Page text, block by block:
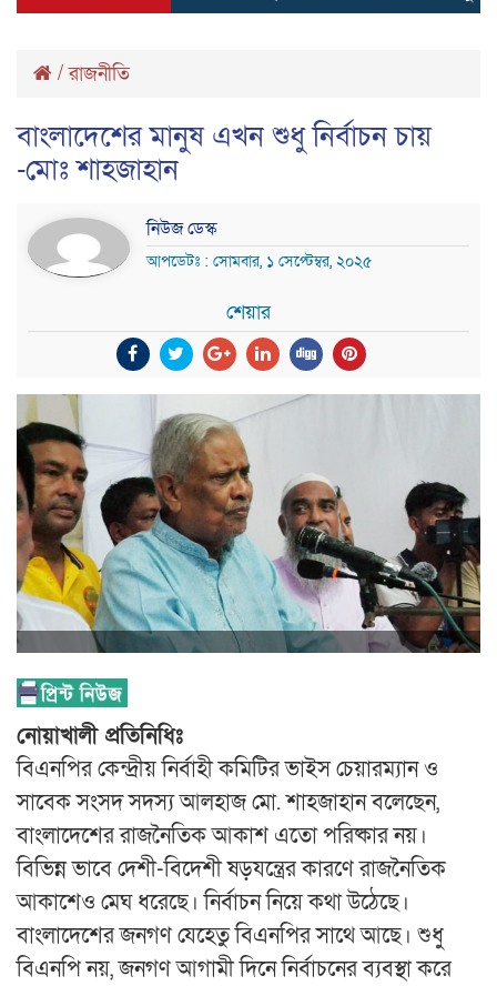
/রাজনীতি
বাংলাদেশের মানুষ এখন শুধু নির্বাচন চায়
-মোঃ শাহজাহান
নিউজ ডেস্ক
আপডেটঃ : সোমবার, ১ সেপ্টেম্বর, ২০২৫
শেয়ার
নোয়াখালী প্রতিনিধিঃ
বিএনপির কেন্দ্রীয় নির্বাহী কমিটির ভাইস চেয়ারম্যান ও
সাবেক সংসদ সদস্য আলহাজ মো. শাহজাহান বলেছেন,
বাংলাদেশের রাজনৈতিক আকাশ এতো পরিষ্কার নয়।
বিভিন্ন ভাবে দেশী-বিদেশী ষড়যন্ত্রের কারণে রাজনৈতিক
আকাশেও মেঘ ধরেছে। নির্বাচন নিয়ে কথা উঠেছে।
বাংলাদেশের জনগণ যেহেতু বিএনপির সাথে আছে। শুধু
বিএনপি নয়, জনগণ আগামী দিনে নির্বাচনের ব্যবস্থা করে